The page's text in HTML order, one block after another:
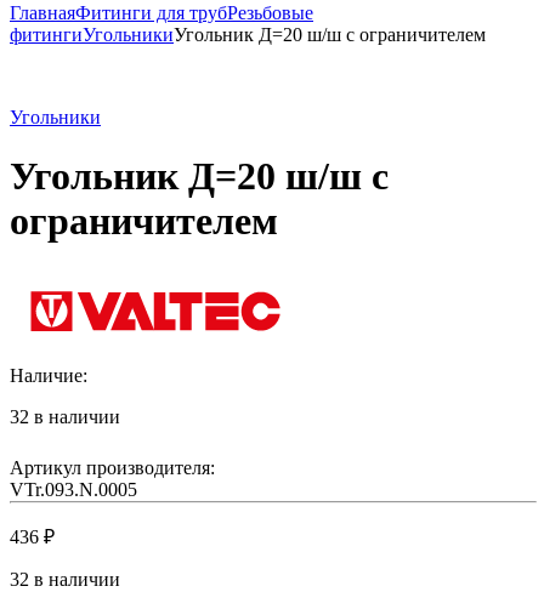
ГлавнаяФитинги для трубРезьбовые
фитингиУгольникиУгольник Д=20 ш/ш с ограничителем
Угольники
Угольник Д=20 ш/ш с
ограничителем
Наличие:
32 в наличии
Артикул производителя:
VTr.093.N.0005
436 ₽
32 в наличии